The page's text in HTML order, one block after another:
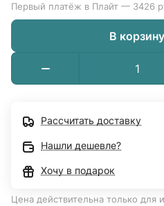
Первый платёж в Плайт — 3426
В корзину
Рассчитать доставку
Нашли дешевле?
Хочу в подарок
Цена действительна только для